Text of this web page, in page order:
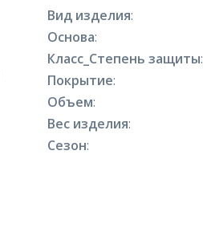
Вид изделия:
Основа:
Класс_Степень защиты:
Покрытие:
Объем:
Вес изделия:
Сезон: